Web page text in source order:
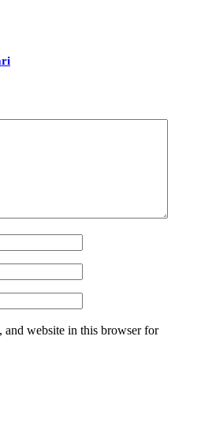
and website in this browser for